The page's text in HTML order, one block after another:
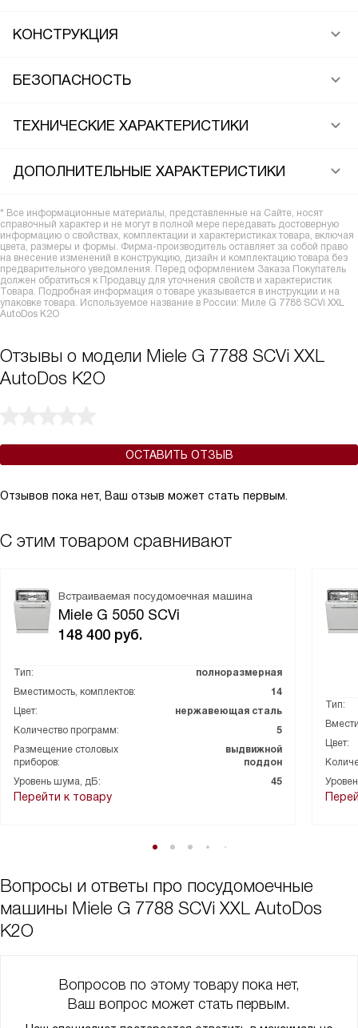
КОНСТРУКЦИЯ
БЕЗОПАСНОСТЬ
ТЕХНИЧЕСКИЕ ХАРАКТЕРИСТИКИ
ДОПОЛНИТЕЛЬНЫЕ ХАРАКТЕРИСТИКИ
* Все информационные материалы, представленные на Сайте, носят
справочный характер и не могут в полной мере передавать достоверную
информацию о свойствах, комплектации и характеристиках товара, включая
цвета, размеры и формы. Фирма-производитель оставляет за собой право
на внесение изменений в конструкцию, дизайн и комплектацию товара без
предварительного уведомления. Перед оформлением Заказа Покупатель
должен обратиться к Продавцу для уточнения свойств и характеристик
Товара. Подробная информация о товаре указывается в инструкции и на
упаковке товара. Используемое название в России: Миле G 7788 SCVi XXL
AutoDos K2O
Отзывы о модели Miele G 7788 SCVi XXL
AutoDos K2O
ОСТАВИТЬ ОТЗЫВ
Отзывов пока нет, Ваш отзыв может стать первым.
С этим товаром сравнивают
Встраиваемая посудомоечная машина
Miele G 5050 SCVi
148 400 руб.
Тип:
полноразмерная
Вместимость, комплектов:
14
Цвет:
нержавеющая сталь
Количество программ:
5
Размещение столовых
приборов:
выдвижной
поддон
Уровень шума, дБ:
45
Перейти к товару
Тип:
Цвет:
Вопросы и ответы про посудомоечные
машины Miele G 7788 SCVi XXL AutoDos
K2O
Вопросов по этому товару пока нет,
Ваш вопрос может стать первым.